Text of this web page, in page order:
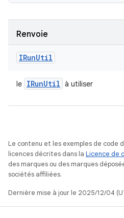
Renvoie
IRunUtil
le IRunUtil à utiliser
Le contenu et les exemples de code
licences décrites dans la Licence de
des marques ou des marques
sociétés affiliées.
Dernière mise à jour le 2025/12/04